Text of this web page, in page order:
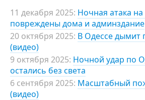
11 декабря 2025: Ночная атака
повреждены дома и админздание
20 октября 2025: В Одессе дымит
(видео)
9 октября 2025: Ночной удар по
остались без света
6 сентября 2025: Масштабный
(видео)